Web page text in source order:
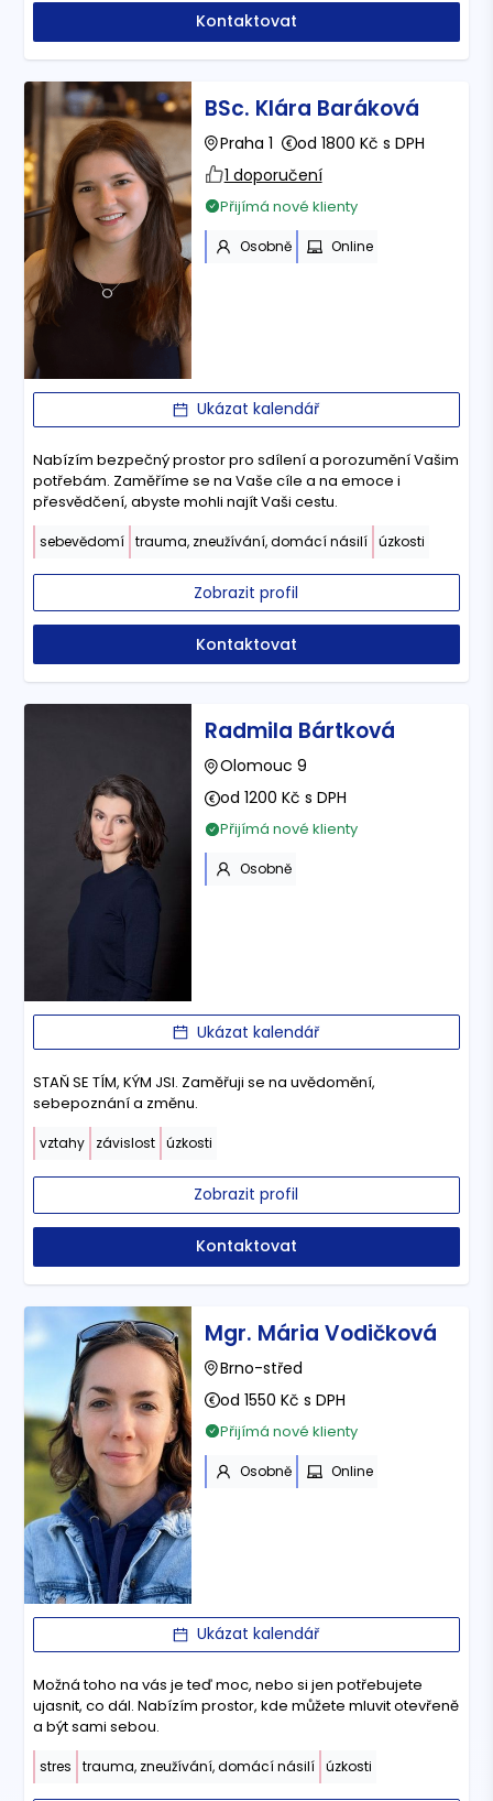
Kontaktovat
BSc. Klára Baráková
Praha 1
od 1800 Kč s DPH
1 doporučení
Přijímá nové klienty
Osobně Online
Ukázat kalendář
Nabízím bezpečný prostor pro sdílení a porozumění Vašim
potřebám. Zaměříme se na Vaše cíle a na emoce i
přesvědčení, abyste mohli najít Vaši cestu.
sebevědomí trauma, zneužívání, domácí násilí úzkosti
Zobrazit profil
Kontaktovat
Radmila Bártková
Olomouc 9
od 1200 Kč s DPH
Přijímá nové klienty
Osobně
Ukázat kalendář
STAŇ SE TÍM, KÝM JSI. Zaměřuji se na uvědomění,
sebepoznání a změnu.
vztahy závislost úzkosti
Zobrazit profil
Kontaktovat
Mgr. Mária Vodičková
Brno-střed
od 1550 Kč s DPH
Přijímá nové klienty
Osobně Online
Ukázat kalendář
Možná toho na vás je teď moc, nebo si jen potřebujete
ujasnit, co dál. Nabízím prostor, kde můžete mluvit otevřeně
a být sami sebou.
stres trauma, zneužívání, domácí násilí úzkosti